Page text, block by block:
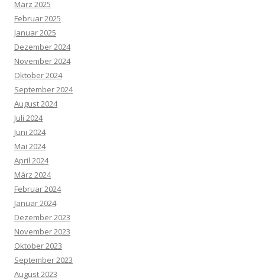
März 2025
Februar 2025
Januar 2025
Dezember 2024
November 2024
Oktober 2024
September 2024
August 2024
Juli 2024
Juni 2024
Mai 2024
April 2024
März 2024
Februar 2024
Januar 2024
Dezember 2023
November 2023
Oktober 2023
September 2023
August 2023